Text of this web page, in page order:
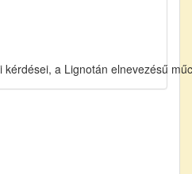
a Lignotán elnevezésű